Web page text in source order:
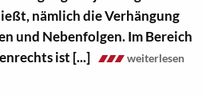
nämlich die Verhängung
und Nebenfolgen. Im Bereich
ist [...]
weiterlesen